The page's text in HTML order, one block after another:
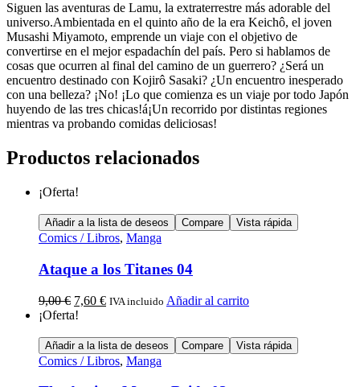
Siguen las aventuras de Lamu, la extraterrestre más adorable del
universo.Ambientada en el quinto año de la era Keichô, el joven
Musashi Miyamoto, emprende un viaje con el objetivo de
convertirse en el mejor espadachín del país. Pero si hablamos de
cosas que ocurren al final del camino de un guerrero? ¿Será un
encuentro destinado con Kojirô Sasaki? ¿Un encuentro inesperado
con una belleza? ¡No! ¡Lo que comienza es un viaje por todo Japón
huyendo de las tres chicas!á¡Un recorrido por distintas regiones
mientras va probando comidas deliciosas!
Productos relacionados
¡Oferta!
Añadir a la lista de deseos Compare Vista rápida
Comics / Libros, Manga
Ataque a los Titanes 04
9,00€ 7,60 € IVA incluido Añadir al carrito
¡Oferta!
Añadir a la lista de deseos Compare Vista rápida
Comics / Libros, Manga